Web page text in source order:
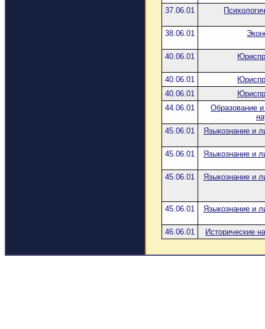
37.06.01
38.06.01
40.06.01
40.06.01
40.06.01
44.06.01
Образование и
45.06.01
Языкознание и
45.06.01 Языкознание и
45.06.01 Языкознание и
45.06.01 Языкознание и
46.06.01 Исторические